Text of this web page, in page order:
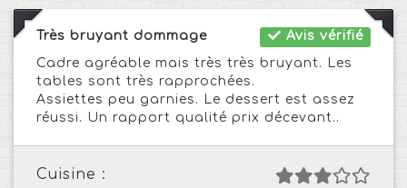
Avis vérifié
Très bruyant dommage
Cadre agréable mais très très bruyant. Les
tables sont très rapprochées.
Assiettes peu garnies. Le dessert est assez
réussi. Un rapport qualité prix décevant..
Cuisine :